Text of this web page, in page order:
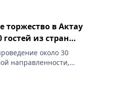
торжество в Актау
из стран
около 30
направленности,